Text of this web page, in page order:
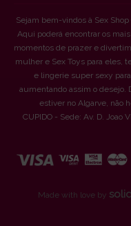
Sejam bem-vindos à Sex
Aqui poderá encontrar os
momentos de prazer e
mulher e Sex Toys para eles,
e lingerie super sexy
aumentando assim o desejo.
estiver no Algarve, não
CUPIDO - Sede: Av. D. Joao
Made with love by